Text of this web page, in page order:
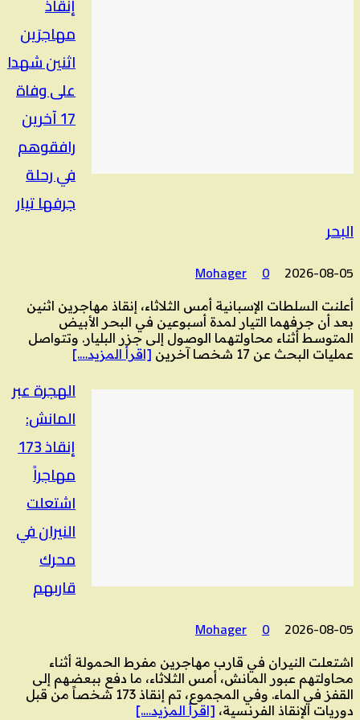
إنقاذ
مهاجرَين
اثنين شهدا
على وفاة
17 آخرين
رافقوهم
في رحلة
جرفها تيار
البحر
2026-08-05
Mohager 0
أعلنت السلطات الإسبانية أمس الثلاثاء، إنقاذ مهاجرين اثنين
بعد أن جرفهما التيار لمدة أسبوعين في البحر الأبيض
المتوسط أثناء محاولتهما الوصول إلى جزر البليار. وتتواصل
عمليات البحث عن 17 شخصا آخرين
[اقرأ المزيد….]
الهجرة عبر
المانش:
إنقاذ 173
مهاجراً
اشتعلت
النيران في
محرك
قاربهم
2026-08-05
Mohager 0
اشتعلت النيران في قارب مهاجرين مفرط الحمولة أثناء
محاولتهم عبور المانش، أمس الثلاثاء، ما دفع ببعضهم إلى
القفز في الماء. وفي المجموع، تم إنقاذ 173 شخصاً من قبل
دوريات الإنقاذ الفرنسية، [اقرأ المزيد….]